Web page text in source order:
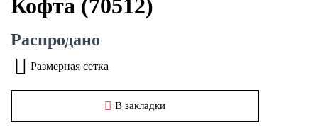
Кофта (70512)
Распродано
В закладки
Размерная сетка